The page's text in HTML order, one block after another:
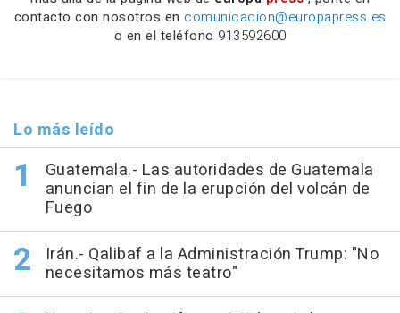
contacto con nosotros en comunicacion@europapress.es
o en el teléfono 913592600
Lo más leído
Guatemala.- Las autoridades de Guatemala
anuncian el fin de la erupción del volcán de
Fuego
Irán.- Qalibaf a la Administración Trump: "No
necesitamos más teatro"